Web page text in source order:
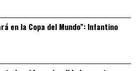
en la Copa del Mundo”: Infantino